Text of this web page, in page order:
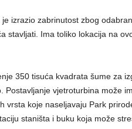
izrazio zabrinutost zbog
stavljati. Ima toliko lokacija na
350 tisuća kvadrata šume za
Postavljanje vjetroturbina može
vrsta koje naseljavaju Park
staništa i buku koja može